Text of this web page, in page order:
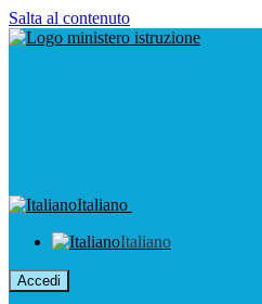
Salta al contenuto
Italiano
Italiano
Accedi